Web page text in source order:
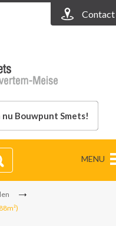
Contact
nu Bouwpunt Smets!
MENU